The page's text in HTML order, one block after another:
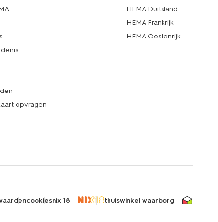
opvragen
HEMA Duitsland
HEMA Frankrijk
HEMA Oostenrijk
cookiesnix 18 thuiswinkel waarborg